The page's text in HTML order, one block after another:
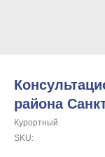
района
Курортный
SKU: